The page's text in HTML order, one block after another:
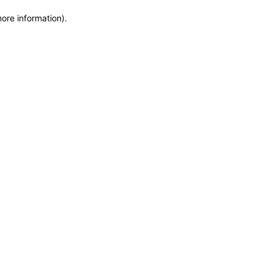
information).